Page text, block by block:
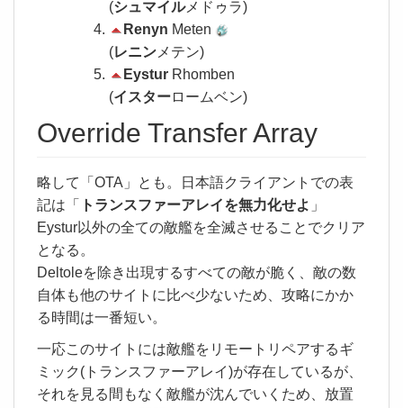
(シュマイルメドゥラ)
Renyn Meten
(レニン メテン)
Eystur Rhomben
(イスターロームベン)
Override Transfer Array
略して「OTA」とも。日本語クライアントでの表
記は「
トランスファーアレイを無力化せよ 」
Eystur以外の全ての敵艦を全滅させることでクリア
となる。
Deltoleを除き出現するすべての敵が脆く、敵の数
自体も他のサイトに比べ少ないため、攻略にかか
る時間は一番短い。
一応このサイトには敵艦をリモートリペアするギ
ミック(トランスファーアレイ)が存在しているが、
それを見る間もなく敵艦が沈んでいくため、放置